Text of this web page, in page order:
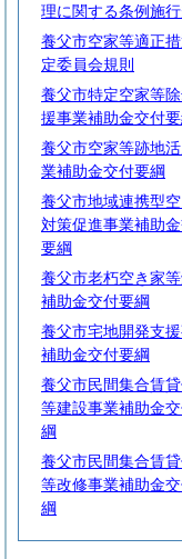
理に関する条例施行
養父市空家等適正措
定委員会規則
養父市特定空家等
援事業補助金交付要
養父市空家等跡地
業補助金交付要綱
養父市地域連携型
対策促進事業補助
要綱
養父市老朽空き家
補助金交付要綱
養父市宅地開発支
補助金交付要綱
養父市民間集合賃
等建設事業補助金
綱
養父市民間集合賃
等改修事業補助金
綱